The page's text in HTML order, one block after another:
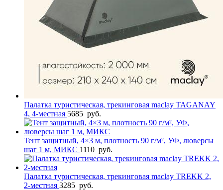
Палатка туристическая, трекинговая maclay TAGANAY
4, 4-местная 5685 руб.
Тент защитный, 4×3 м, плотность 90 г/м², УФ, люверсы
шаг 1 м, МИКС 1110 руб.
Палатка туристическая, трекинговая maclay TREKK 2,
2-местная 3285 руб.